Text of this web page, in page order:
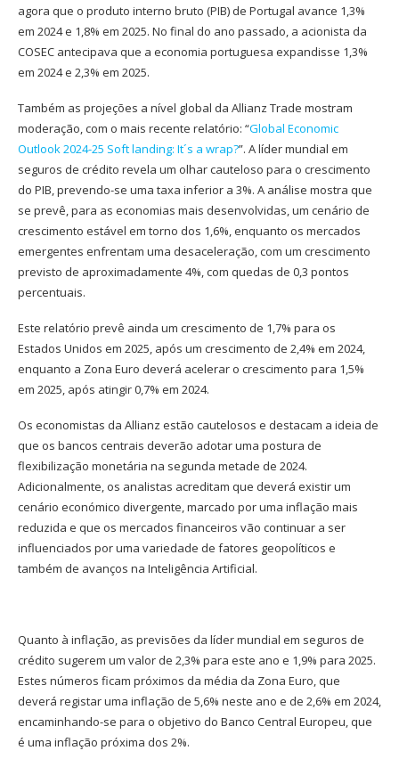
agora que o produto interno bruto (PIB) de Portugal avance 1,3%
em 2024 e 1,8% em 2025. No final do ano passado, a acionista da
COSEC antecipava que a economia portuguesa expandisse 1,3%
em 2024 e 2,3% em 2025.
Também as projeções a nível global da Allianz Trade mostram
moderação, com o mais recente relatório: “Global Economic
Outlook 2024-25 Soft landing: It´s a wrap?”. A líder mundial em
seguros de crédito revela um olhar cauteloso para o crescimento
do PIB, prevendo-se uma taxa inferior a 3%. A análise mostra que
se prevê, para as economias mais desenvolvidas, um cenário de
crescimento estável em torno dos 1,6%, enquanto os mercados
emergentes enfrentam uma desaceleração, com um crescimento
previsto de aproximadamente 4%, com quedas de 0,3 pontos
percentuais.
Este relatório prevê ainda um crescimento de 1,7% para os
Estados Unidos em 2025, após um crescimento de 2,4% em 2024,
enquanto a Zona Euro deverá acelerar o crescimento para 1,5%
em 2025, após atingir 0,7% em 2024.
Os economistas da Allianz estão cautelosos e destacam a ideia de
que os bancos centrais deverão adotar uma postura de
flexibilização monetária na segunda metade de 2024.
Adicionalmente, os analistas acreditam que deverá existir um
cenário económico divergente, marcado por uma inflação mais
reduzida e que os mercados financeiros vão continuar a ser
influenciados por uma variedade de fatores geopolíticos e
também de avanços na Inteligência Artificial.
Quanto à inflação, as previsões da líder mundial em seguros de
crédito sugerem um valor de 2,3% para este ano e 1,9% para 2025.
Estes números ficam próximos da média da Zona Euro, que
deverá registar uma inflação de 5,6% neste ano e de 2,6% em 2024,
encaminhando-se para o objetivo do Banco Central Europeu, que
é uma inflação próxima dos 2%.